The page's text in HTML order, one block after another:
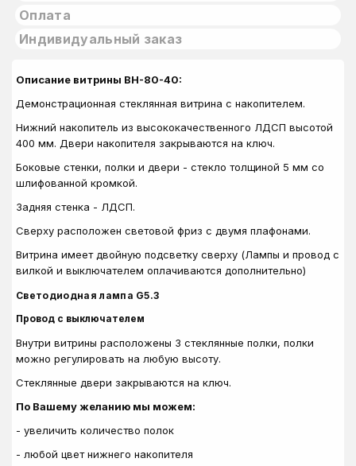
Оплата
Индивидуальный заказ
Описание витрины ВН-80-40:
Демонстрационная стеклянная витрина с накопителем.
Нижний накопитель из высококачественного ЛДСП высотой
400 мм. Двери накопителя закрываются на ключ.
Боковые стенки, полки и двери - стекло толщиной 5 мм со
шлифованной кромкой.
Задняя стенка - ЛДСП.
Сверху расположен световой фриз с двумя плафонами.
Витрина имеет двойную подсветку сверху (Лампы и провод с
вилкой и выключателем оплачиваются дополнительно)
Светодиодная лампа G5.3
Провод с выключателем
Внутри витрины расположены 3 стеклянные полки, полки
можно регулировать на любую высоту.
Стеклянные двери закрываются на ключ.
По Вашему желанию мы можем:
- увеличить количество полок
- любой цвет нижнего накопителя